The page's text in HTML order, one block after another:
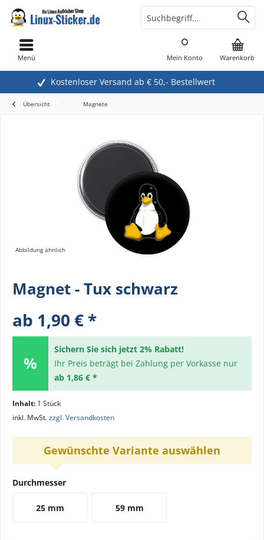
Kostenloser Versand ab € 50,- Bestellwert
Warenkorb
Mein Konto
Menü
Übersicht Magnete
Abbildung ähnlich
Magnet - Tux schwarz
ab 1,90 € *
Sichern Sie sich jetzt 2% Rabatt!
Ihr Preis beträgt bei Zahlung per Vorkasse nur
ab 1,86 € *
Inhalt: 1 Stück
inkl. MwSt.zzgl. Versandkosten
Gewünschte Variante auswählen
Durchmesser
25 mm 59 mm